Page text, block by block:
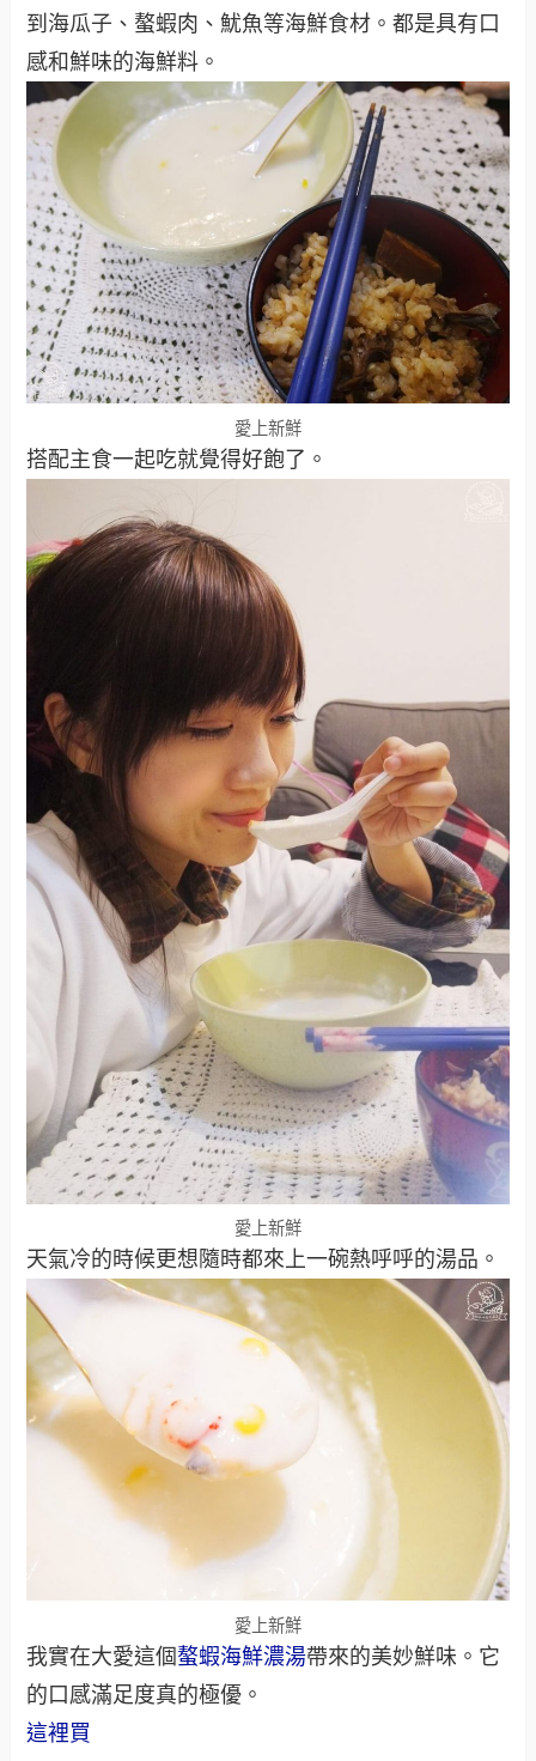
到海瓜子、螯蝦肉、魷魚等海鮮食材。都是具有口
感和鮮味的海鮮料。
愛上新鮮
搭配主食一起吃就覺得好飽了。
愛上新鮮
天氣冷的時候更想隨時都來上一碗熱呼呼的湯品。
愛上新鮮
我實在大愛這個螯蝦海鮮濃湯帶來的美妙鮮味。它
的口感滿足度真的極優。
這裡買